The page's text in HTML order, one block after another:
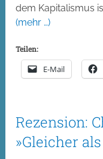
dem Kapitalismus
(mehr …)
Teilen:
E-Mail
Rezension:
»Gleicher